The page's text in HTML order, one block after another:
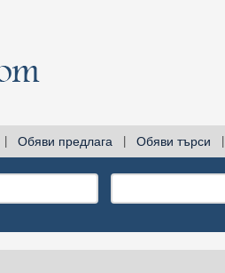
Обяви предлага Обяви търси